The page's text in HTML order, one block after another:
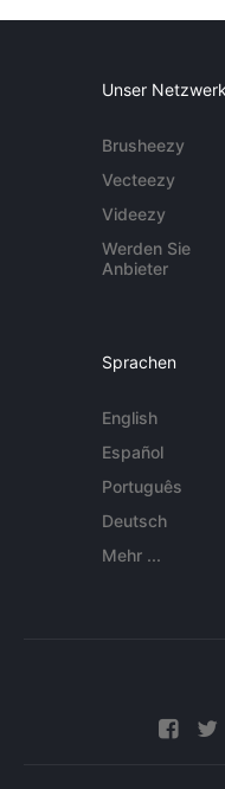
Unser Netzwerk
Brusheezy
Vecteezy
Videezy
Werden Sie
Anbieter
Sprachen
English
Español
Português
Deutsch
Mehr ...